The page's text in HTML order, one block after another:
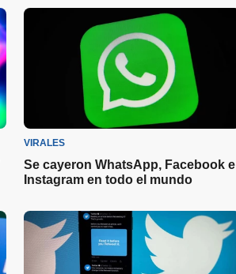
VIRALES
Se cayeron WhatsApp, Facebook e
Instagram en todo el mundo